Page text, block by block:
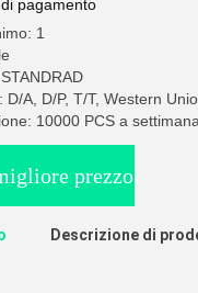
pagamento
1
A, D/P, T/T, Western
10000 PCS a settimana
prezzo
Descrizione di